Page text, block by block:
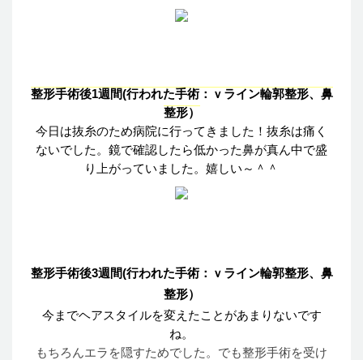
整形手術後1週間(行われた手術：ｖ ライン輪郭整形、 鼻
整形）
今日 は抜糸のため病院に行ってきました ！ 抜糸は痛 く
ないでした 。 鏡で確認したら低かった鼻が真ん中で盛
り
上がっていました 。 嬉しい ～ ＾＾
整形手術後3週間(行われた手術：ｖ ライン輪郭整形、 鼻
整形）
今までヘアスタイルを変えたことがあまりないです
ね。
もちろんエラを隠すためでした 。 でも整形手術を受け